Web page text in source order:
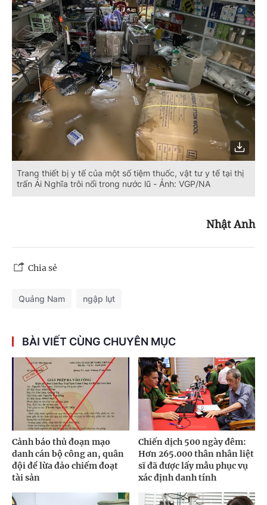
Trang thiết bị y tế của một số tiệm thuốc, vật tư y tế tại thị
trấn Ái Nghĩa trôi nổi trong nước lũ - Ảnh: VGP/NA
Nhật Anh
Chia sẻ
Quảng Nam ngập lụt
BÀI VIẾT CÙNG CHUYÊN MỤC
Cảnh báo thủ đoạn mạo
danh cán bộ công an, quân
đội để lừa đảo chiếm đoạt
tài sản
Chiến dịch 500 ngày đêm:
Hơn 265.000 thân nhân liệt
sĩ đã được lấy mẫu phục vụ
xác định danh tính